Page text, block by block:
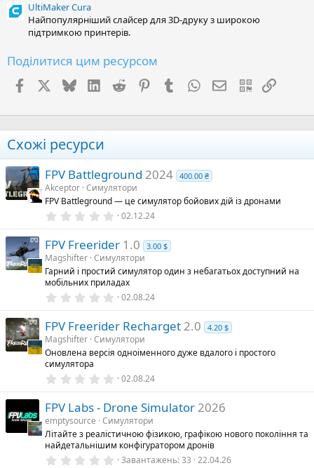
UltiMaker Cura
Найпопулярніший слайсер для 3D-друку з широкою
підтримкою принтерів.
Поділитися цим ресурсом
FacebookX (Twitter)
BlueskyLinkedInReddit PinterestTumblr WhatsApp
E-mail QR Code
Схожі ресурси
FPV Battleground 2024 400.00 ₴
Akceptor Симулятори
FPV Battleground — це симулятор бойових дій із дронами
0
0
з
і
р
к
а
и
)
02.12.24
FPV Freerider 1.0 3.00 $
Magshifter Симулятори
Гарний і простий симулятор один з небагатьох доступний на
мобільних приладах
0
0
з
і
р
а
и
)
02.08.24
FPV Freerider Recharget 2.0 4.20 $
Magshifter Симулятори
Оновлена версія одноіменного дуже вдалого і простого
симулятора
0
0
з
і
р
к
а
02.08.24
FPV Labs - Drone Simulator 2026
emptysource Симулятори
Літайте з реалістичною фізикою, графікою нового покоління та
найдетальнішим конфігуратором дронів
0Завантажень 33 22.04.26